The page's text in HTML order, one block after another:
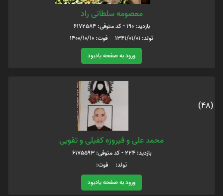
معصومه سلطانی راد
بازدید: 190 - کد متوفی: 6172584
تولد: 1341/01/01 فوت: 1400/10/10
ورود به صفحه یادبود
(48)
محمد علی و فیروزه کفیلی و تقویی
بازدید: 224 - کد متوفی: 6175593
تولد: فوت:
ورود به صفحه یادبود